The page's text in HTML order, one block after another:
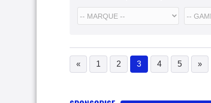
« 1 2 3
(current)
4 5 »